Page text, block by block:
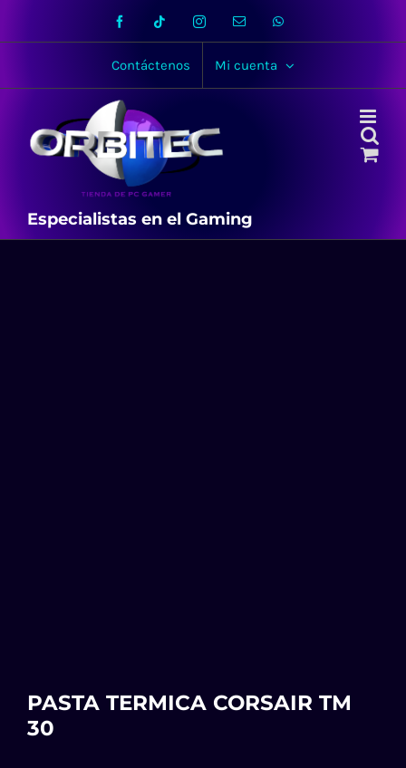
Facebook Tiktok InstagramEmail WhatsApp
Contáctenos Mi cuenta
Especialistas en el Gaming
PASTA TERMICA CORSAIR TM
30